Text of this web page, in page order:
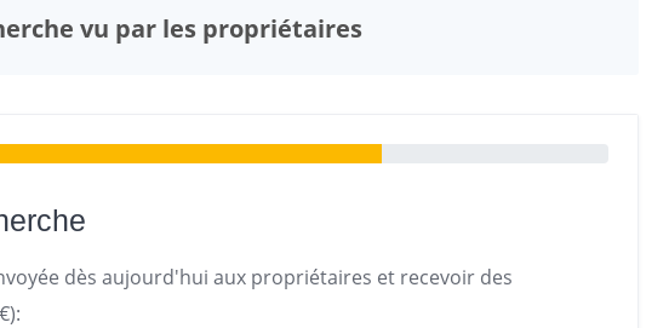
vu par les propriétaires
dès aujourd'hui aux propriétaires et recevoir des